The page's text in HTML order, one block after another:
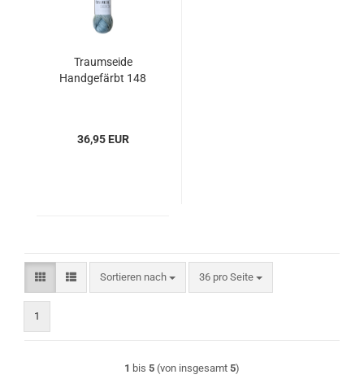
Traumseide
Handgefärbt 148
36,95 EUR
Sortieren nach
Sortieren nach 36 pro Seite
pro Seite
1
1 bis 5 (von insgesamt 5)